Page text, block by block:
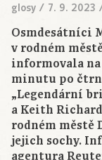
glosy / 7. 9. 2023
Osmdesátníci
v rodném
informovala
minutu po
„Legendární
a Keith
rodném
jejich sochy.
agentura